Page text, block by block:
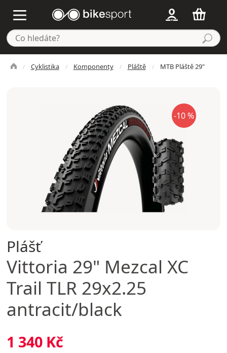
Cyklistika Komponenty Pláště MTB Pláště 29"
-10 %
Plášť
Vittoria 29" Mezcal XC
Trail TLR 29x2.25
antracit/black
1 340 Kč